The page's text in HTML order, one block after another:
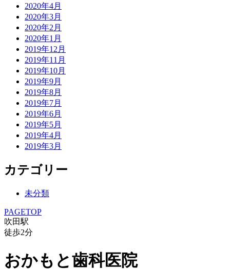
2020年4月
2020年3月
2020年2月
2020年1月
2019年12月
2019年11月
2019年10月
2019年9月
2019年8月
2019年7月
2019年6月
2019年5月
2019年4月
2019年3月
カテゴリー
未分類
PAGETOP
吹田駅
徒歩2分
おかもと歯科医院